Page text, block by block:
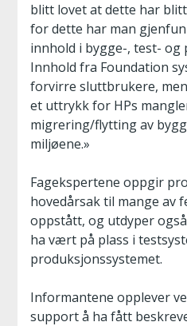
blitt lovet at dette har
for dette har man
innhold i bygge-, test- og
Innhold fra Foundation
forvirre sluttbrukere,
et uttrykk for HPs
migrering/flytting av
miljøene.»
Fagekspertene oppgir
hovedårsak til mange av
oppstått, og utdyper
ha vært på plass i
produksjonssystemet.
Informantene opplever
support å ha fått